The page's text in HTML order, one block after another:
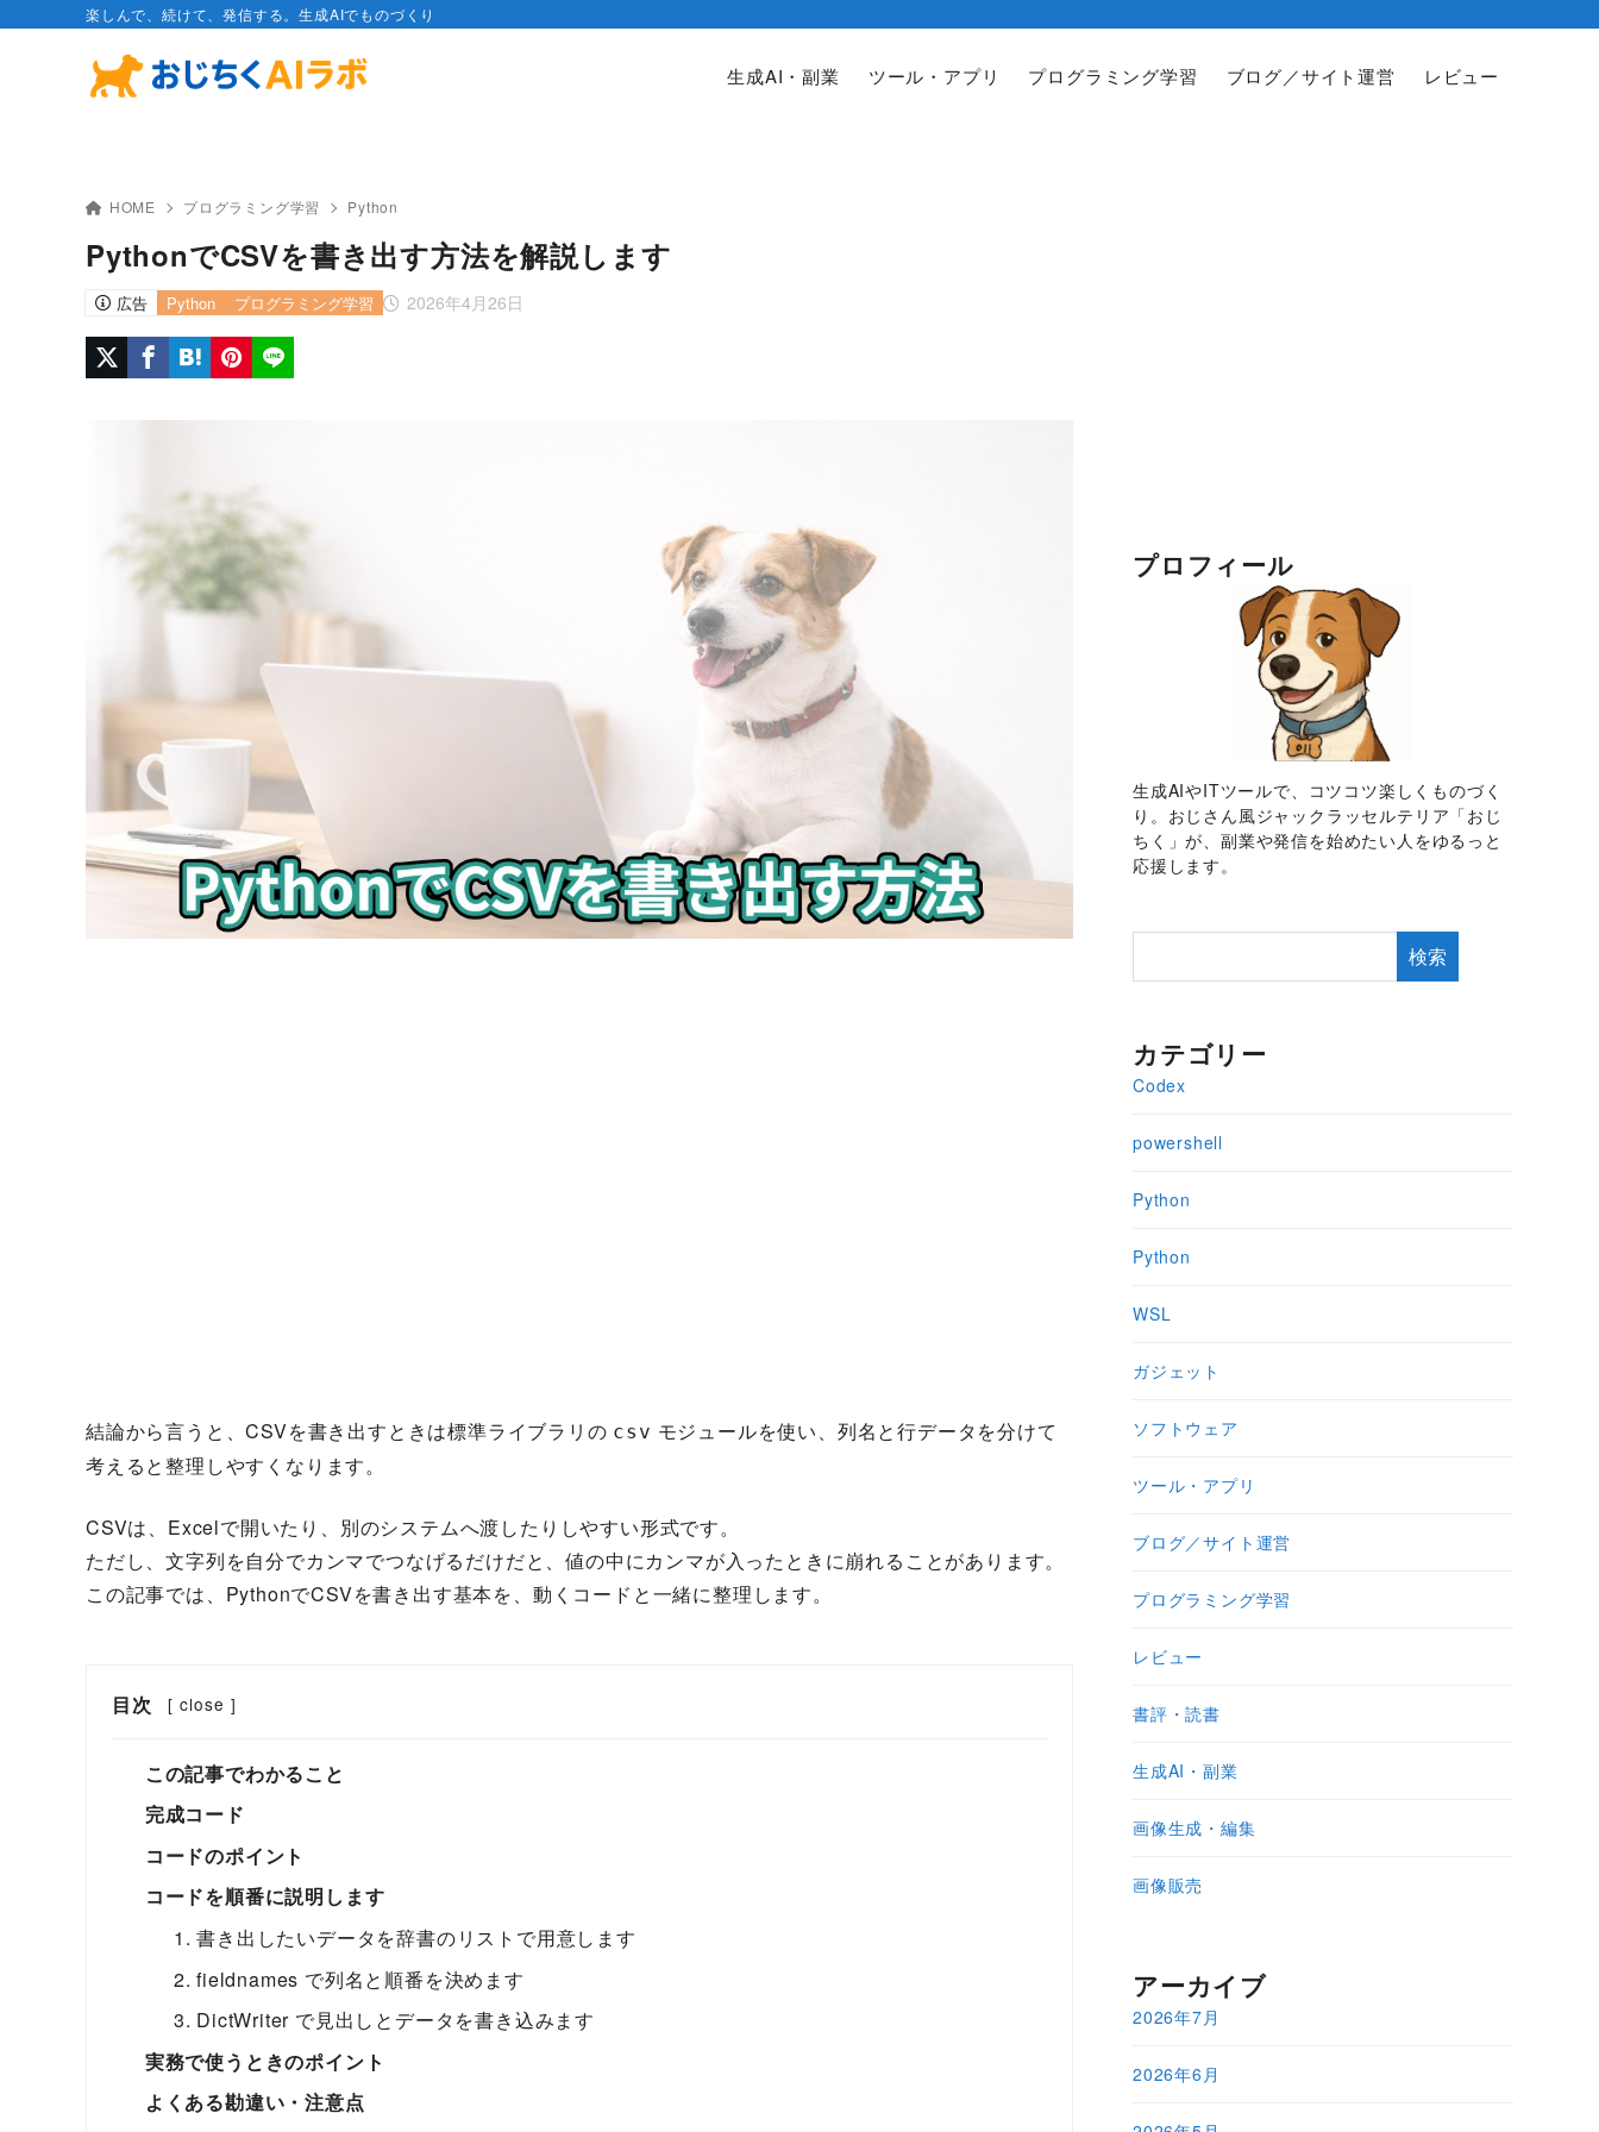
楽しんで、続けて、発信する。生成AIでものづくり
生成AI・副業 ツール・アプリ プログラミング学習 ブログ／サイト運営 レビュー
HOME プログラミング学習 Python
PythonでCSVを書き出す方法を解説します
広告 2026年4月26日
Python プログラミング学習
結論から言うと、CSVを書き出すときは標準ライブラリの csv モジュールを使い、列名と行データを分けて
考えると整理しやすくなります。
CSVは、Excelで開いたり、別のシステムへ渡したりしやすい形式です。
ただし、文字列を自分でカンマでつなげるだけだと、値の中にカンマが入ったときに崩れることがあります。
この記事では、PythonでCSVを書き出す基本を、動くコードと一緒に整理します。
目次 [ close ]
この記事でわかること
完成コード
コードのポイント
コードを順番に説明します
1. 書き出したいデータを辞書のリストで用意します
2. fieldnames で列名と順番を決めます
3. DictWriter で見出しとデータを書き込みます
実務で使うときのポイント
よくある勘違い・注意点
プロフィール
生成AIやITツールで、コツコツ楽しくものづく
り。おじさん風ジャックラッセルテリア「おじ
ちく」が、副業や発信を始めたい人をゆるっと
応援します。
検索
カテゴリー
Codex
powershell
Python
Python
WSL
ガジェット
ソフトウェア
ツール・アプリ
ブログ／サイト運営
プログラミング学習
レビュー
書評・読書
生成AI・副業
画像生成・編集
画像販売
アーカイブ
2026年7月
2026年6月